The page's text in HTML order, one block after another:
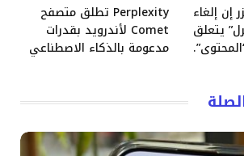
إن إلغاء
يتعلق
Perplexity تطلق متصفح
Comet لأندرويد بقدرات
مدعومة بالذكاء الاصطناعي